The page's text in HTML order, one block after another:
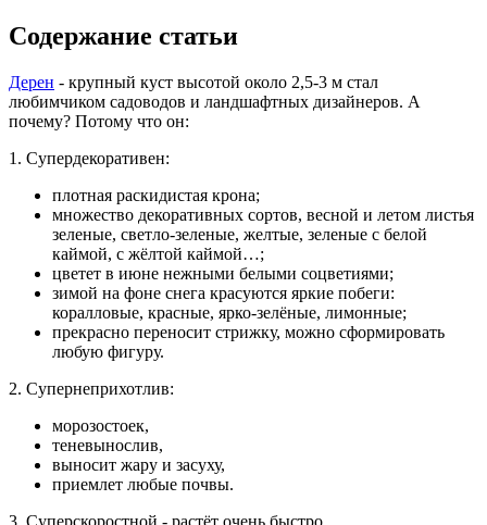
Содержание статьи
Дерен - крупный куст высотой около 2,5-3 м стал
любимчиком садоводов и ландшафтных дизайнеров. А
почему? Потому что он:
1. Супердекоративен:
плотная раскидистая крона;
множество декоративных сортов, весной и летом листья
зеленые, светло-зеленые, желтые, зеленые с белой
каймой, с жёлтой каймой…;
цветет в июне нежными белыми соцветиями;
зимой на фоне снега красуются яркие побеги:
коралловые, красные, ярко-зелёные, лимонные;
прекрасно переносит стрижку, можно сформировать
любую фигуру.
2. Супернеприхотлив:
морозостоек,
теневынослив,
выносит жару и засуху,
приемлет любые почвы.
3. Суперскоростной - растёт очень быстро.